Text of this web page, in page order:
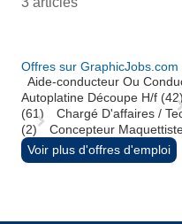
Offres sur GraphicJobs.com
Aide-conducteur Ou
Autoplatine Découpe H/f (42)
(61)
Chargé D'affaires /
(2)
Concepteur
Voir plus d'offres d'emploi